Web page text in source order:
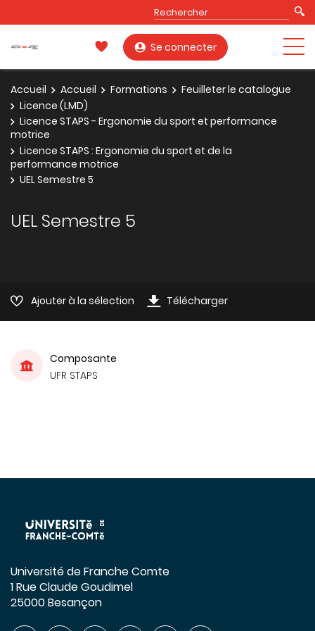
Se connecter
Accueil Accueil Formations
Feuilleter le catalogue
Licence (LMD)
Licence STAPS - Ergonomie du sport et performance
motrice
Licence STAPS : Ergonomie du sport et de la
performance motrice
UEL Semestre 5
UEL Semestre 5
Ajouter à la sélection Télécharger
Composante
UFR STAPS
Université de Franche Comte
1 Rue Claude Goudimel
25000 Besançon